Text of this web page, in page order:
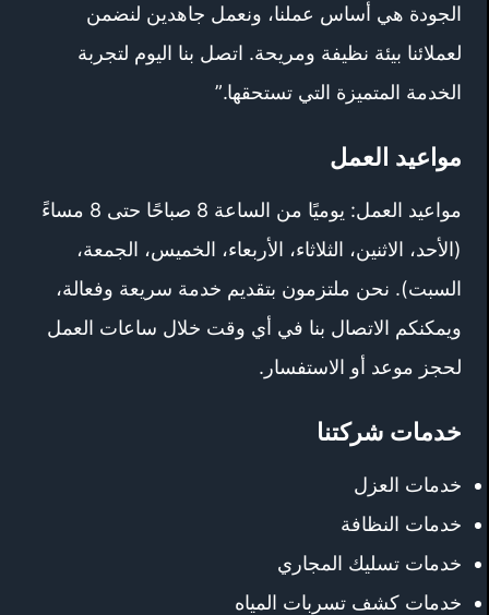
الجودة هي أساس عملنا، ونعمل جاهدين لنضمن
لعملائنا بيئة نظيفة ومريحة. اتصل بنا اليوم لتجربة
الخدمة المتميزة التي تستحقها.”
مواعيد العمل
مواعيد العمل: يوميًا من الساعة 8 صباحًا حتى 8 مساءً
(الأحد، الاثنين، الثلاثاء، الأربعاء، الخميس، الجمعة،
السبت). نحن ملتزمون بتقديم خدمة سريعة وفعالة،
ويمكنكم الاتصال بنا في أي وقت خلال ساعات العمل
لحجز موعد أو الاستفسار.
خدمات شركتنا
خدمات العزل
خدمات النظافة
خدمات تسليك المجاري
خدمات كشف تسربات المياه